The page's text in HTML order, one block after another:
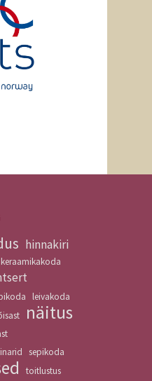
hinnakiri
keraamikakoda
leivakoda
näitus
sepikoda
toitlustus